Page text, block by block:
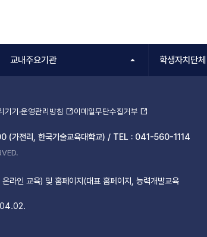
교내주요기관 학생자치단체
기기·운영관리방침 이메일무단수집거부
(가전리, 한국기술교육대학교) / TEL : 041-560-1114
라인 교육) 및 홈페이지(대표 홈페이지, 능력개발교육